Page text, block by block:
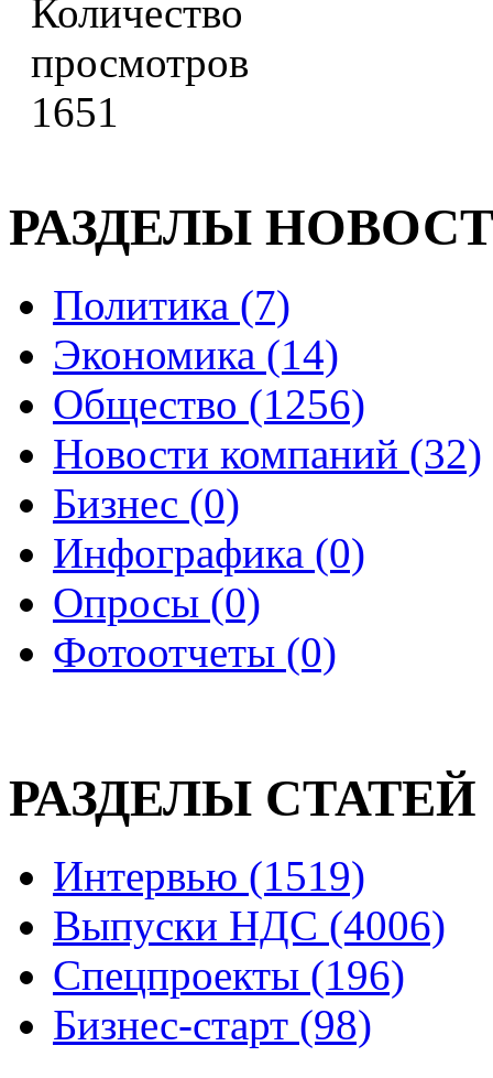
1651
РАЗДЕЛЫ
Политика (7)
Экономика (14)
Общество (1256)
Новости компаний (32)
Бизнес (0)
Инфографика (0)
Опросы (0)
Фотоотчеты (0)
РАЗДЕЛЫ СТАТЕЙ
Интервью (1519)
Выпуски НДС (4006)
Спецпроекты (196)
Бизнес-старт (98)